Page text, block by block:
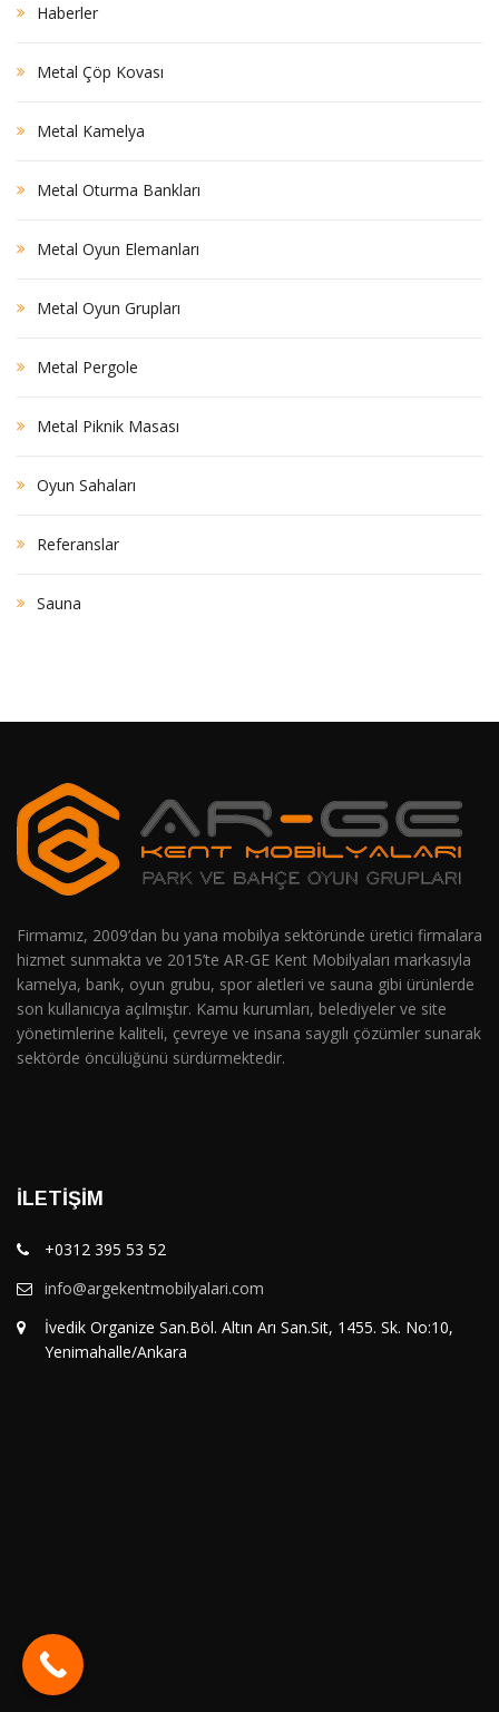
Haberler
Metal Çöp Kovası
Metal Kamelya
Metal Oturma Bankları
Metal Oyun Elemanları
Metal Oyun Grupları
Metal Pergole
Metal Piknik Masası
Oyun Sahaları
Referanslar
Sauna
Firmamız, 2009’dan bu yana mobilya sektöründe üretici firmalara
hizmet sunmakta ve 2015’te AR-GE Kent Mobilyaları markasıyla
kamelya, bank, oyun grubu, spor aletleri ve sauna gibi ürünlerde
son kullanıcıya açılmıştır. Kamu kurumları, belediyeler ve site
yönetimlerine kaliteli, çevreye ve insana saygılı çözümler sunarak
sektörde öncülüğünü sürdürmektedir.
İLETIŞIM
+0312 395 53 52
info@argekentmobilyalari.com
İvedik Organize San.Böl. Altın Arı San.Sit, 1455. Sk. No:10,
Yenimahalle/Ankara